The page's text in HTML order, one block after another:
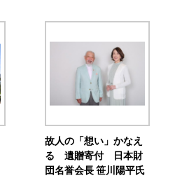
故人の「想い」かなえ
る 遺贈寄付 日本財
団名誉会長 笹川陽平氏